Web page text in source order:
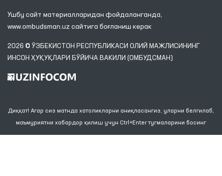
Ушбу сайт материалларидан фойдаланганда,
www.ombudsman.uz сайтига боғланиш керак
2026 © ЎЗБЕКИСТОН РЕСПУБЛИКАСИ ОЛИЙ МАЖЛИСИНИНГ
ИНСОН ҲУҚУҚЛАРИ БЎЙИЧА ВАКИЛИ (ОМБУДСМАН)
Диққат! Агар сиз матнда хатоликларни аниқласангиз, уларни белгилаб,
маъмуриятни хабардор қилиш учун Ctrl+Enter тугмаларини босинг